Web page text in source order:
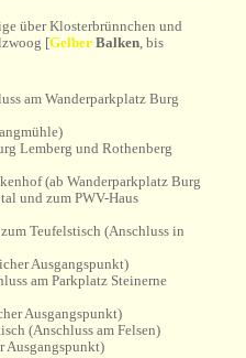
über Klosterbrünnchen und
[Gelber Balken, bis
am Wanderparkplatz Burg
Lemberg und Rothenberg
(ab Wanderparkplatz Burg
und zum PWV-Haus
Teufelstisch (Anschluss in
Ausgangspunkt)
am Parkplatz Steinerne
Ausgangspunkt)
(Anschluss am Felsen)
Ausgangspunkt)